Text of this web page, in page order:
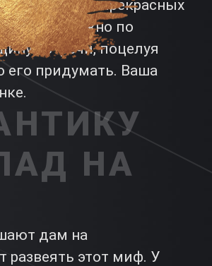
как для прекрасных
можно по
встречи, поцелуя
его придумать. Ваша
НА
дам на
развеять этот миф. У